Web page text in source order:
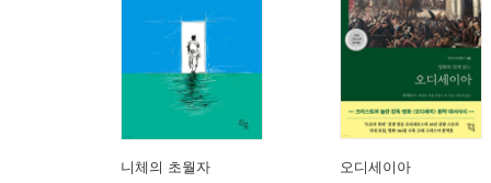
니체의 초월자 오디세이아